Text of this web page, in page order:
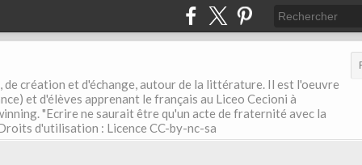
de création et d'échange, autour de la littérature. Il est l'oeuvre
et d'élèves apprenant le français au Liceo Cecioni à
"Ecrire ne saurait être qu'un acte de fraternité avec la
d'utilisation : Licence CC-by-nc-sa